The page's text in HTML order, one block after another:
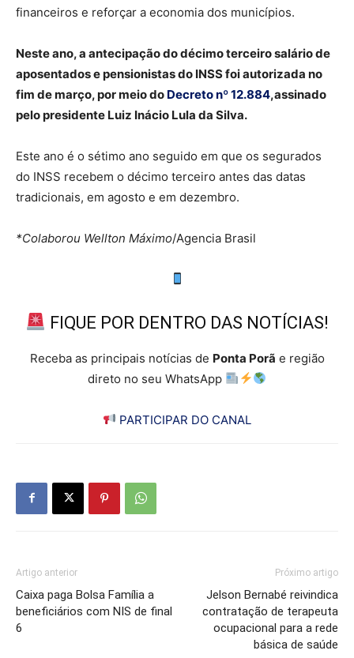
financeiros e reforçar a economia dos municípios.
Neste ano, a antecipação do décimo terceiro salário de
aposentados e pensionistas do INSS foi autorizada no
fim de março, por meio do Decreto nº 12.884,assinado
pelo presidente Luiz Inácio Lula da Silva.
Este ano é o sétimo ano seguido em que os segurados
do INSS recebem o décimo terceiro antes das datas
tradicionais, em agosto e em dezembro.
*Colaborou Wellton Máximo/Agencia Brasil
FIQUE POR DENTRO DAS NOTÍCIAS!
Receba as principais notícias de Ponta Porã e região
direto no seu WhatsApp
PARTICIPAR DO CANAL
Artigo anterior
Caixa paga Bolsa Família a
beneficiários com NIS de final
6
Próximo artigo
Jelson Bernabé reivindica
contratação de terapeuta
ocupacional para a rede
básica de saúde